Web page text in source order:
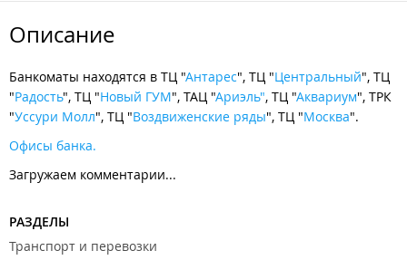
Описание
Банкоматы находятся в ТЦ "Антарес", ТЦ "Центральный", ТЦ
"Радость", ТЦ "Новый ГУМ", ТАЦ "Ариэль", ТЦ "Аквариум", ТРК
"Уссури Молл", ТЦ "Воздвиженские ряды", ТЦ "Москва".
Офисы банка.
Загружаем комментарии...
РАЗДЕЛЫ
Транспорт и перевозки